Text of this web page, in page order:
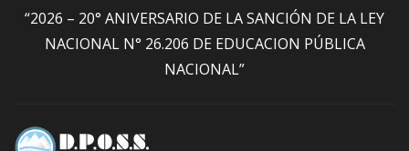
“2026 – 20° ANIVERSARIO DE LA SANCIÓN DE LA LEY
NACIONAL N° 26.206 DE EDUCACION PÚBLICA
NACIONAL”